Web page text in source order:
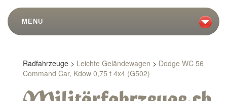
MENU
Radfahrzeuge > Leichte Geländewagen > Dodge WC 56
Command Car, Kdow 0,75 t 4x4 (G502)